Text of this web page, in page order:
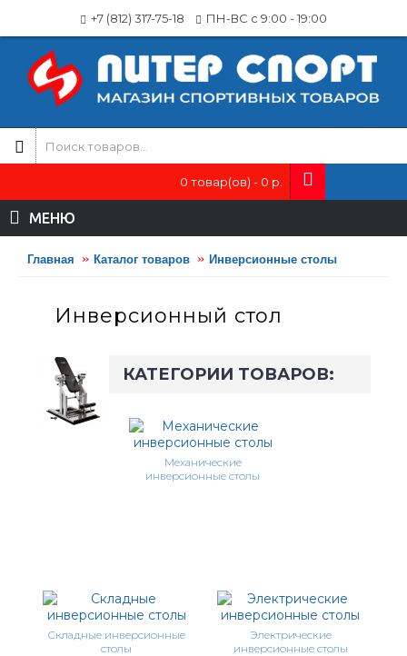
+7 (812) 317-75-18 ПН-ВС с 9:00 - 19:00
0 товар(ов) - 0 р.
МЕНЮ
Главная Каталог товаров Инверсионные столы
Инверсионный стол
КАТЕГОРИИ ТОВАРОВ:
Механические
инверсионные столы
Складные инверсионные
столы
Электрические
инверсионные столы